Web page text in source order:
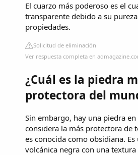
El cuarzo más poderoso es el
transparente debido a su
propiedades.
Solicitud de eliminación
Ver respuesta completa en
¿Cuál es la piedra
protectora del
Sin embargo, hay una piedra
considera la más protectora de
es conocida como obsidiana.
volcánica negra con una